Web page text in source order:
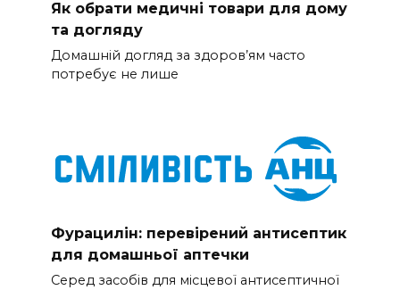
Як обрати медичні товари для дому
та догляду
Домашній догляд за здоров’ям часто
потребує не лише
Фурацилін: перевірений антисептик
для домашньої аптечки
Серед засобів для місцевої антисептичної